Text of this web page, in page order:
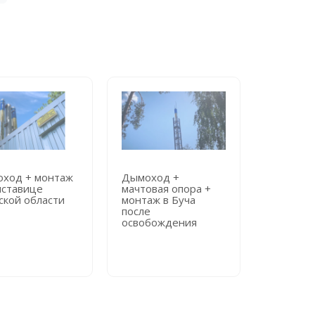
+ монтаж
области
Дымоход +
мачтовая опора +
монтаж в Буча
после
освобождения